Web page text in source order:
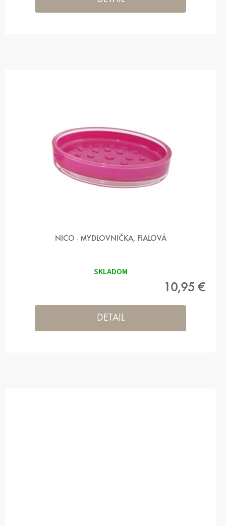
NICO - MYDLOVNIČKA, FIALOVÁ
SKLADOM
10,95 €
DETAIL